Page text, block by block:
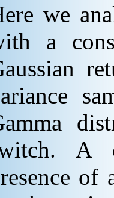
we
a
A
of